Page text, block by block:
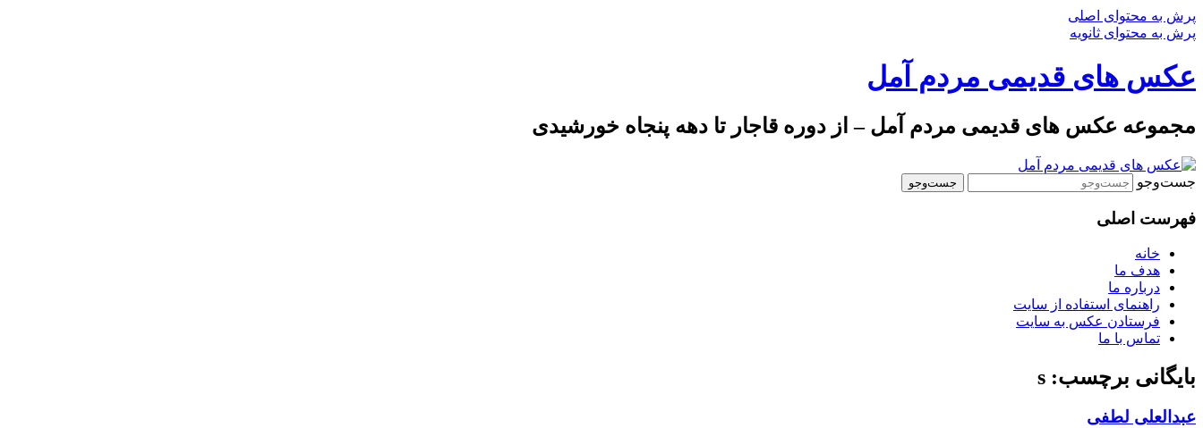
پرش به محتوای اصلی
پرش به محتوای ثانویه
عکس های قدیمی مردم آمل
مجموعه عکس های قدیمی مردم آمل – از دوره قاجار تا دهه پنجاه خورشیدی
جست‌وجو
فهرست اصلی
خانه
هدف ما
درباره ما
راهنمای استفاده از سایت
فرستادن عکس به سایت
تماس با ما
بایگانی برچسب: s
عبدالعلی لطفی